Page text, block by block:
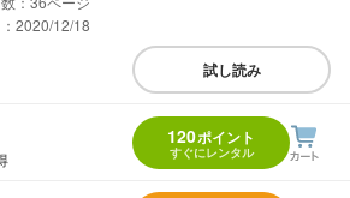
2020/12/18
試し読み
120ポイント
すぐにレンタル